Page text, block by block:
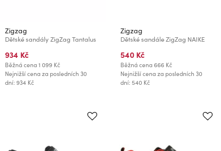
Zigzag
Dětské sandály ZigZag Tantalus
934 Kč
Běžná cena1 099 Kč
Nejnižší cena za posledních 30
dní: 934 Kč
Zigzag
Dětské sandále ZigZag NAIKE
540 Kč
Běžná cena666 Kč
Nejnižší cena za posledních 30
dní: 540 Kč